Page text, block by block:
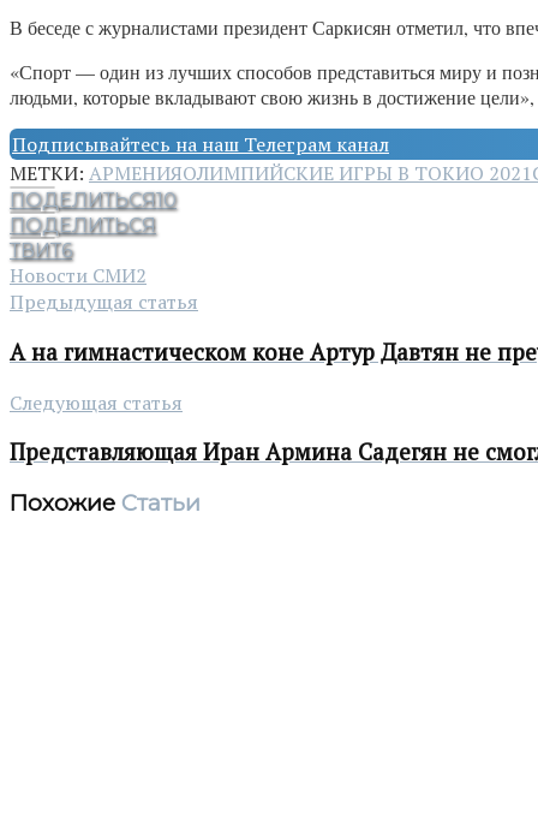
В беседе с журналистами президент Саркисян отметил, что
«Спорт — один из лучших способов представиться миру и
людьми, которые вкладывают свою жизнь в достижение
Подписывайтесь на наш Телеграм канал
МЕТКИ: АРМЕНИЯОЛИМПИЙСКИЕ ИГРЫ В ТОКИО 2021
ПОДЕЛИТЬСЯ10
ПОДЕЛИТЬСЯ
ТВИТ6
Новости СМИ2
Предыдущая статья
А на гимнастическом коне Артур Давтян не
Следующая статья
Представляющая Иран Армина Садегян не
Похожие Статьи